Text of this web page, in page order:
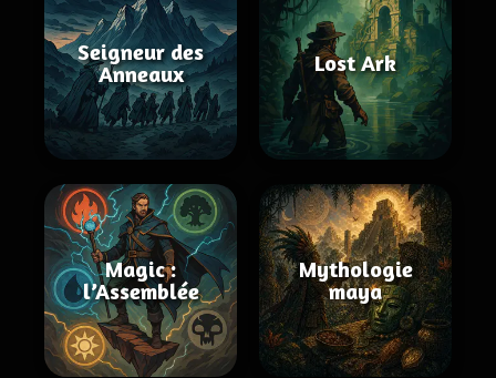
Seigneur des
Anneaux
Lost Ark
Magic :
l’Assemblée
Mythologie
maya